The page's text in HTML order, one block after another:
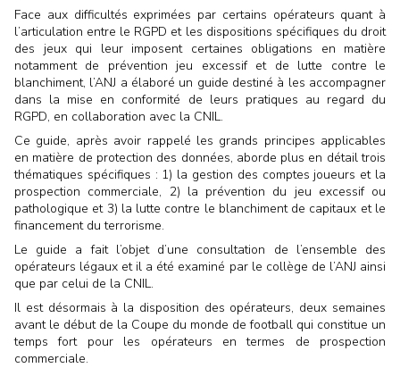
Face aux difficultés exprimées par certains opérateurs quant à
l’articulation entre le RGPD et les dispositions spécifiques du droit
des jeux qui leur imposent certaines obligations en matière
notamment de prévention jeu excessif et de lutte contre le
blanchiment, l’ANJ a élaboré un guide destiné à les accompagner
dans la mise en conformité de leurs pratiques au regard du
RGPD, en collaboration avec la CNIL.
Ce guide, après avoir rappelé les grands principes applicables
en matière de protection des données, aborde plus en détail trois
thématiques spécifiques : 1) la gestion des comptes joueurs et la
prospection commerciale, 2) la prévention du jeu excessif ou
pathologique et 3) la lutte contre le blanchiment de capitaux et le
financement du terrorisme.
Le guide a fait l’objet d’une consultation de l’ensemble des
opérateurs légaux et il a été examiné par le collège de l’ANJ ainsi
que par celui de la CNIL.
Il est désormais à la disposition des opérateurs, deux semaines
avant le début de la Coupe du monde de football qui constitue un
temps fort pour les opérateurs en termes de prospection
commerciale.